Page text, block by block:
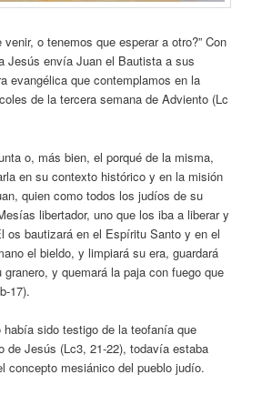
o tenemos que esperar a otro?” Con
Jesús envía Juan el Bautista a sus
evangélica que contemplamos en la
de la tercera semana de Adviento (Lc
o, más bien, el porqué de la misma,
en su contexto histórico y en la misión
quien como todos los judíos de su
libertador, uno que los iba a liberar y
os bautizará en el Espíritu Santo y en el
el bieldo, y limpiará su era, guardará
y quemará la paja con fuego que
17).
sido testigo de la teofanía que
de Jesús (Lc3, 21-22), todavía estaba
concepto mesiánico del pueblo judío.